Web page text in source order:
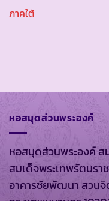
ภาคใต้
หอสมุดส่วนพระองค์
หอสมุดส่วนพระองค์ ส
สมเด็จพระเทพรัตนรา
อาคารชัยพัฒนา สวนจิ